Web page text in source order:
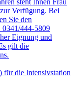
Verfügung. Bei
Sie den
0341/444-5809
Eignung und
gilt die
für die Intensivstation